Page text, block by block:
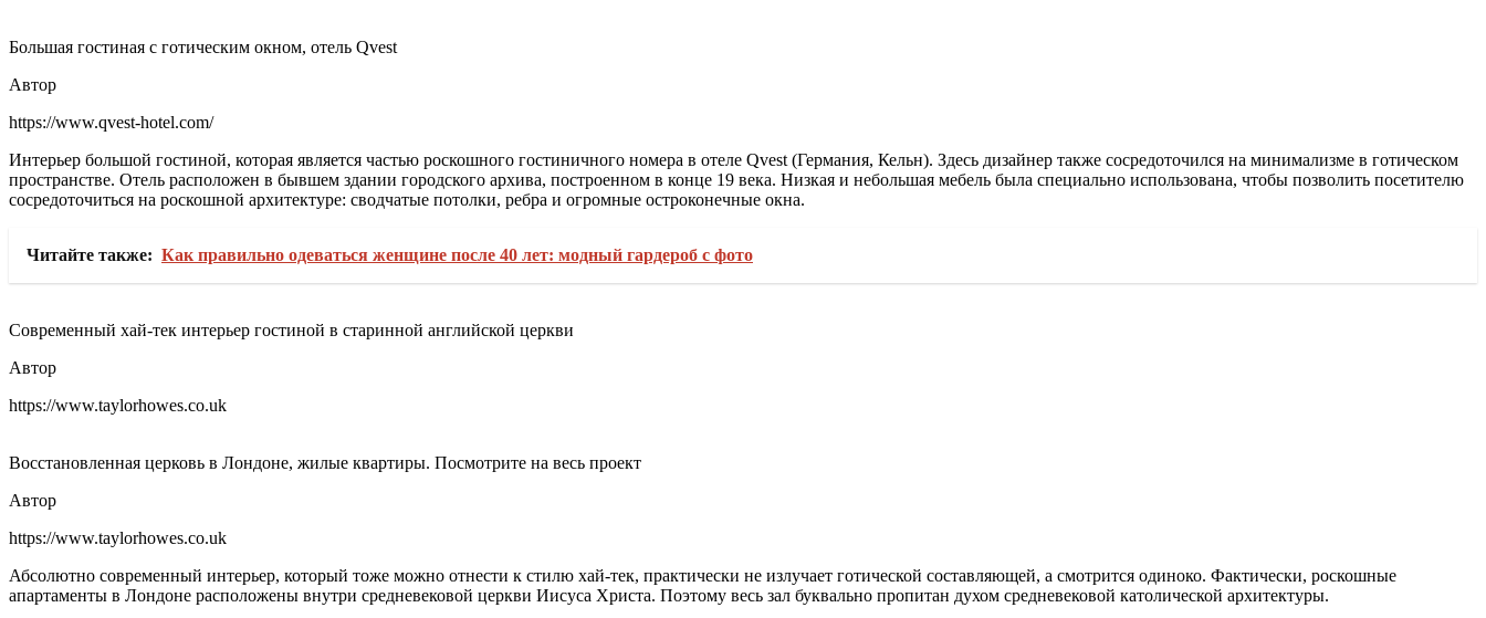
Большая гостиная с готическим окном, отель Qvest
Автор
https://www.qvest-hotel.com/
Интерьер большой гостиной, которая является частью роскошного гостиничного номера в отеле Qvest (Германия, Кельн). Здесь дизайнер также сосредоточился на минимализме в готическом
пространстве. Отель расположен в бывшем здании городского архива, построенном в конце 19 века. Низкая и небольшая мебель была специально использована, чтобы позволить посетителю
сосредоточиться на роскошной архитектуре: сводчатые потолки, ребра и огромные остроконечные окна.
Читайте также: Как правильно одеваться женщине после 40 лет: модный гардероб с фото
Современный хай-тек интерьер гостиной в старинной английской церкви
Автор
https://www.taylorhowes.co.uk
Восстановленная церковь в Лондоне, жилые квартиры. Посмотрите на весь проект
Автор
https://www.taylorhowes.co.uk
Абсолютно современный интерьер, который тоже можно отнести к стилю хай-тек, практически не излучает готической составляющей, а смотрится одиноко. Фактически, роскошные
апартаменты в Лондоне расположены внутри средневековой церкви Иисуса Христа. Поэтому весь зал буквально пропитан духом средневековой католической архитектуры.